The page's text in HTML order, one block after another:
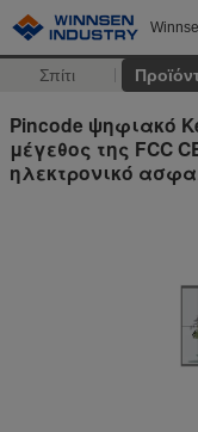
Σπίτι
Pincode ψηφιακό
μέγεθος της FCC
ηλεκτρονικό